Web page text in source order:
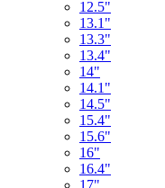
12.5"
13.1"
13.3"
13.4"
14"
14.1"
14.5"
15.4"
15.6"
16"
16.4"
17"